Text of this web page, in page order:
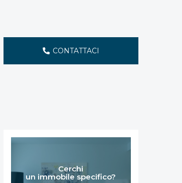
CONTATTACI
Cerchi
un immobile specifico?